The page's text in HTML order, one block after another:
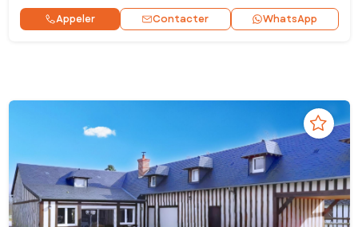
Appeler Contacter WhatsApp